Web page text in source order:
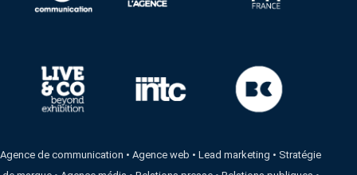
Agence de communication •Agence web •Lead marketing • Stratégie